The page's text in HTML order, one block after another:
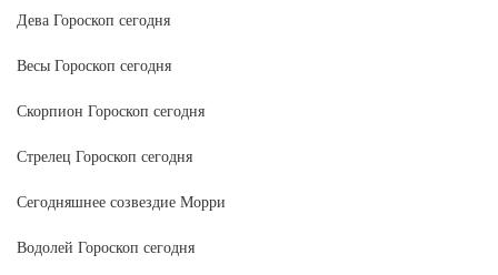
Дева Гороскоп сегодня
Весы Гороскоп сегодня
Скорпион Гороскоп сегодня
Стрелец Гороскоп сегодня
Сегодняшнее созвездие Морри
Водолей Гороскоп сегодня